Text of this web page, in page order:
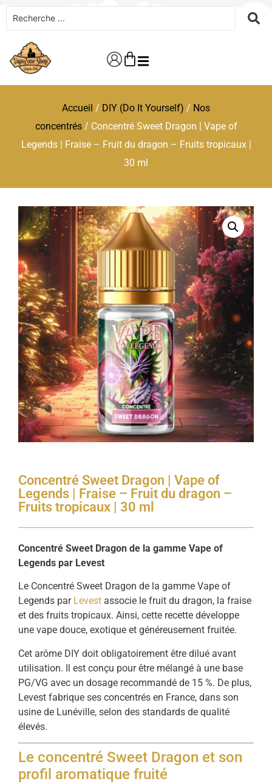
Accueil / DIY (Do It Yourself) / Nos
concentrés/ Concentré Sweet Dragon | Vape of
Legends | Fraise – Fruit du dragon – Fruits tropicaux |
30 ml
Concentré Sweet Dragon | Vape of
Legends | Fraise – Fruit du dragon –
Fruits tropicaux | 30 ml
Concentré Sweet Dragon de la gamme Vape of
Legends par Levest
Le Concentré Sweet Dragon de la gamme Vape of
Legends par Levest associe le fruit du dragon, la fraise
et des fruits tropicaux. Ainsi, cette recette développe
une vape douce, exotique et généreusement fruitée.
Cet arôme DIY doit obligatoirement être dilué avant
utilisation. Il est conçu pour être mélangé à une base
PG/VG avec un dosage recommandé de 15 %. De plus,
Levest fabrique ses concentrés en France, dans son
usine de Lunéville, selon des standards de qualité
élevés.
Le concentré Sweet Dragon et son
profil aromatique fruité